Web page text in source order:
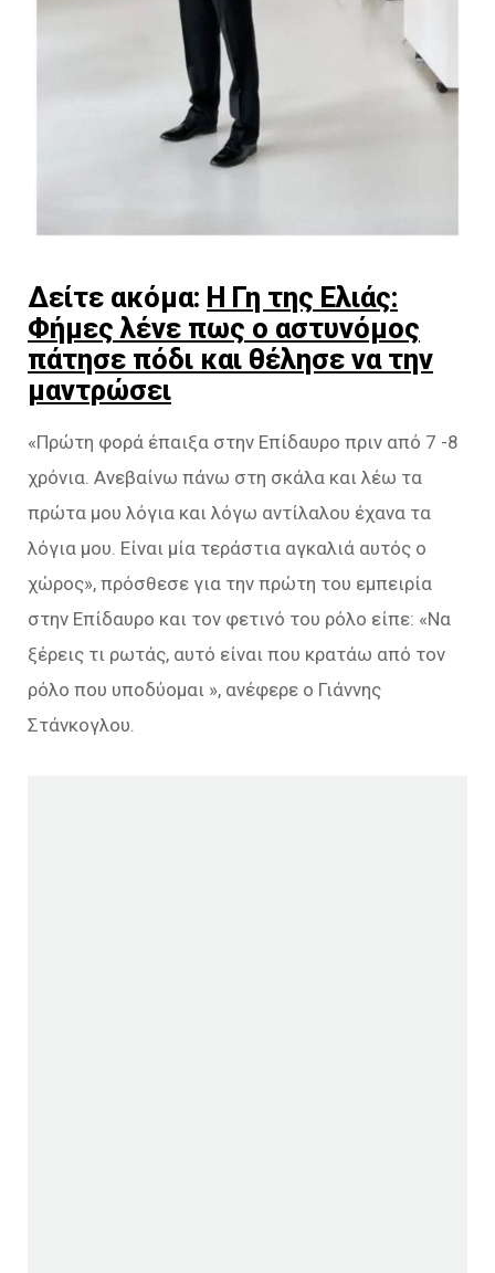
Δείτε ακόμα: Η Γη της Ελιάς:
Φήμες λένε πως ο αστυνόμος
πάτησε πόδι και θέλησε να την
μαντρώσει
«Πρώτη φορά έπαιξα στην Επίδαυρο πριν από 7 -8
χρόνια. Ανεβαίνω πάνω στη σκάλα και λέω τα
πρώτα μου λόγια και λόγω αντίλαλου έχανα τα
λόγια μου. Είναι μία τεράστια αγκαλιά αυτός ο
χώρος», πρόσθεσε για την πρώτη του εμπειρία
στην Επίδαυρο και τον φετινό του ρόλο είπε: «Να
ξέρεις τι ρωτάς, αυτό είναι που κρατάω από τον
ρόλο που υποδύομαι », ανέφερε ο Γιάννης
Στάνκογλου.